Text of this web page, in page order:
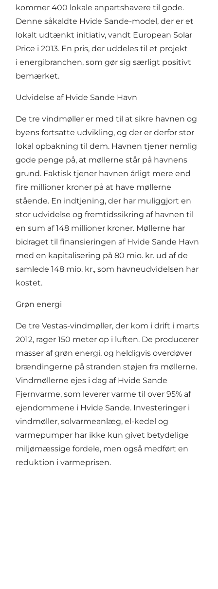
kommer 400 lokale anpartshavere til gode.
Denne såkaldte Hvide Sande-model, der er et
lokalt udtænkt initiativ, vandt European Solar
Price i 2013. En pris, der uddeles til et projekt
i energibranchen, som gør sig særligt positivt
bemærket.
Udvidelse af Hvide Sande Havn
De tre vindmøller er med til at sikre havnen og
byens fortsatte udvikling, og der er derfor stor
lokal opbakning til dem. Havnen tjener nemlig
gode penge på, at møllerne står på havnens
grund. Faktisk tjener havnen årligt mere end
fire millioner kroner på at have møllerne
stående. En indtjening, der har muliggjort en
stor udvidelse og fremtidssikring af havnen til
en sum af 148 millioner kroner. Møllerne har
bidraget til finansieringen af Hvide Sande Havn
med en kapitalisering på 80 mio. kr. ud af de
samlede 148 mio. kr., som havneudvidelsen har
kostet.
Grøn energi
De tre Vestas-vindmøller, der kom i drift i marts
2012, rager 150 meter op i luften. De producerer
masser af grøn energi, og heldigvis overdøver
brændingerne på stranden støjen fra møllerne.
Vindmøllerne ejes i dag af Hvide Sande
Fjernvarme, som leverer varme til over 95% af
ejendommene i Hvide Sande. Investeringer i
vindmøller, solvarmeanlæg, el-kedel og
varmepumper har ikke kun givet betydelige
miljømæssige fordele, men også medført en
reduktion i varmeprisen.